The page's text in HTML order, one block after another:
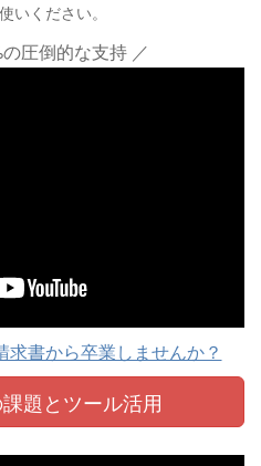
いください。
圧倒的な支持 ／
書から卒業しませんか？
題とツール活用